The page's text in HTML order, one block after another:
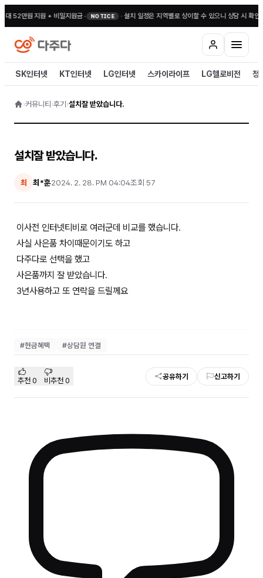
52만원 지원 + 비밀지원금• NOTICE · 설치 일정은 지역별로 상이할 수 있으니 상담 시 확인
SK인터넷 KT인터넷 LG인터넷 스카이라이프 LG헬로비전 정
›커뮤니티 ›후기 ›설치잘 받았습니다.
설치잘 받았습니다.
최 최*훈2024. 2. 28. PM 04:04조회 57
이사전 인터넷티비로 여러군데 비교를 했습니다.
사실 사은품 차이때문이기도 하고
다주다로 선택을 했고
사은품까지 잘 받았습니다.
3년사용하고 또 연락을 드릴께요
#현금혜택 #상담원 연결
추천 0 비추천 0 공유하기 신고하기